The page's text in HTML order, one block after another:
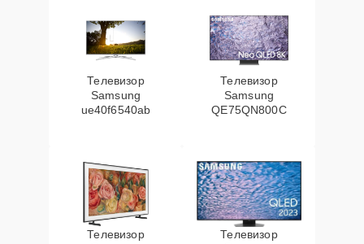
Телевизор
Samsung
ue40f6540ab
Телевизор
Samsung
QE75QN800C
Телевизор
Телевизор